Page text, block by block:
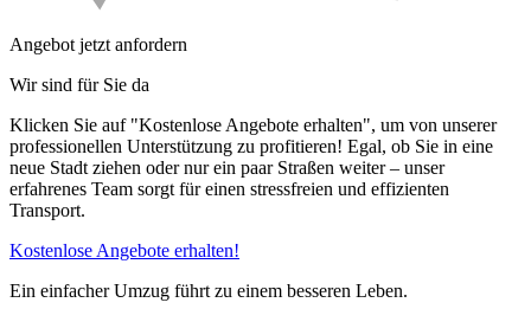
Angebot jetzt anfordern
Wir sind für Sie da
Klicken Sie auf "Kostenlose Angebote erhalten", um von unserer
professionellen Unterstützung zu profitieren! Egal, ob Sie in eine
neue Stadt ziehen oder nur ein paar Straßen weiter – unser
erfahrenes Team sorgt für einen stressfreien und effizienten
Transport.
Kostenlose Angebote erhalten!
Ein einfacher Umzug führt zu einem besseren Leben.